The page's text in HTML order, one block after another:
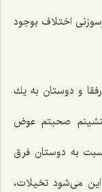
اختلاف بوجود
و دوستان به یك
صحبتم عوض
به دوستان فرق
می‌شود تخیلات،